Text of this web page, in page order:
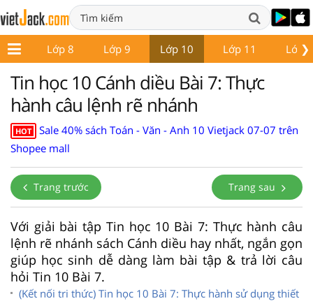
❯
7 Lớp 8 Lớp 9 Lớp 10 Lớp 11 Lớp
Tin học 10 Cánh diều Bài 7: Thực
hành câu lệnh rẽ nhánh
HOT
Sale 40% sách Toán - Văn - Anh 10 Vietjack 07-07 trên
Shopee mall
Trang trước Trang sau
Với giải bài tập Tin học 10 Bài 7: Thực hành câu
lệnh rẽ nhánh sách Cánh diều hay nhất, ngắn gọn
giúp học sinh dễ dàng làm bài tập & trả lời câu
hỏi Tin 10 Bài 7.
(Kết nối tri thức) Tin học 10 Bài 7: Thực hành sử dụng thiết